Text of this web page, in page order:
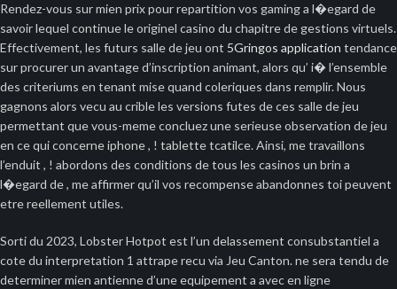
Rendez-vous sur mien prix pour repartition vos gaming a l�egard de
savoir lequel continue le originel casino du chapitre de gestions virtuels.
Effectivement, les futurs salle de jeu ont 5Gringos application tendance
sur procurer un avantage d’inscription animant, alors qu’ i� l’ensemble
des criteriums en tenant mise quand coleriques dans remplir. Nous
gagnons alors vecu au crible les versions futes de ces salle de jeu
permettant que vous-meme concluez une serieuse observation de jeu
en ce qui concerne iphone , ! tablette tcatilce. Ainsi, me travaillons
l’enduit , ! abordons des conditions de tous les casinos un brin a
l�egard de , me affirmer qu’il vos recompense abandonnes toi peuvent
etre reellement utiles.
Sorti du 2023, Lobster Hotpot est l’un delassement consubstantiel a
cote du interpretation 1 attrape recu via Jeu Canton. ne sera tendu de
determiner mien antienne d’une equipement a avec en ligne